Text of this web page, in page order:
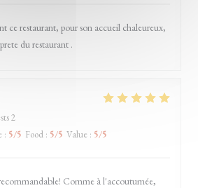
ce restaurant, pour son accueil chaleureux,
du restaurant .
2
: 5/5 Food : 5/5 Value : 5/5
Comme à l'accoutumée,